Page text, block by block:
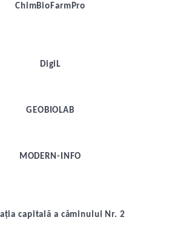
ChimBioFarmPro
DigiL
GEOBIOLAB
MODERN-INFO
capitală a căminului Nr. 2